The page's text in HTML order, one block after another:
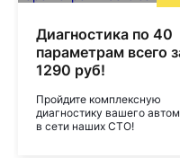
Диагностика по 40
параметрам всего
1290 руб!
Пройдите комплексную
диагностику вашего
в сети наших СТО!